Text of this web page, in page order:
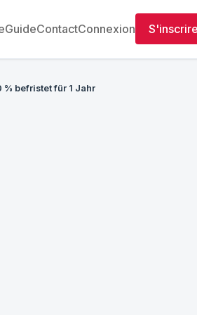
GuideContactConnexion
befristet für 1 Jahr